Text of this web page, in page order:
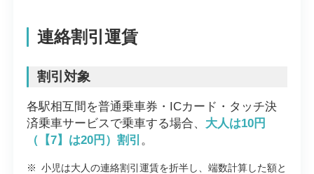
連絡割引運賃
割引対象
各駅相互間を普通乗車券・ICカード・タッチ決
済乗車サービスで乗車する場合、 大人は10円
（【7】は20円）割引 。
※ 小児は大人の連絡割引運賃を折半し、端数計算した額と